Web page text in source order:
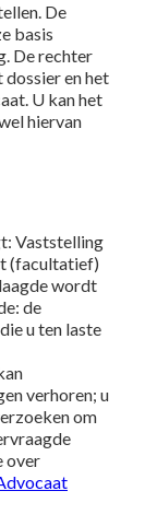
De
basis
De rechter
dossier en het
U kan het
hiervan
Vaststelling
(facultatief)
wordt
de
u ten laste
verhoren; u
om
over